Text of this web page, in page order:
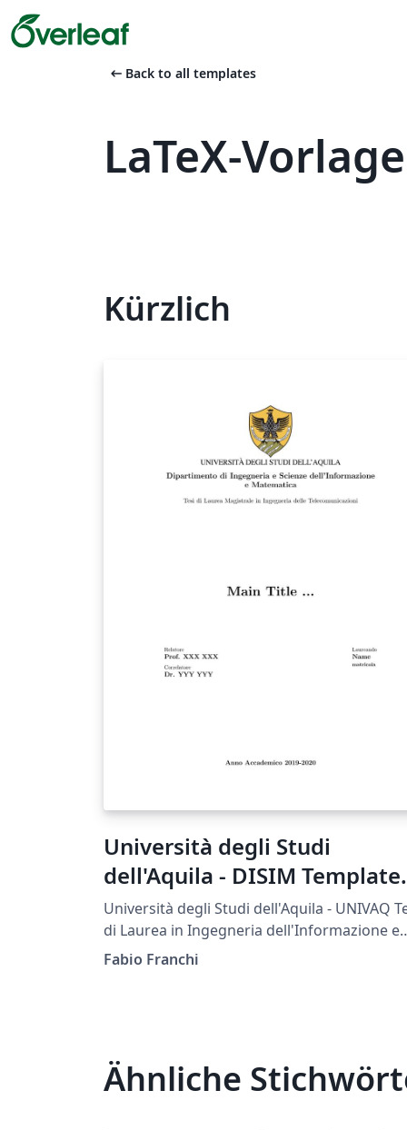
arrow_left_alt Back to all templates
LaTeX-
Kürzlich
Università degli Studi
dell'Aquila - DISIM Template
Thesis
Università degli Studi dell'Aquila - UNIVAQ Tesi
di Laurea in Ingegneria dell'Informazione e
Laurea Magistrale in Ingegneria delle
Fabio Franchi
Ähnliche